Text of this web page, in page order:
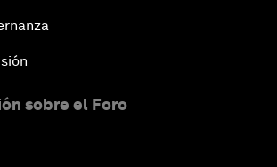
sobre el Foro